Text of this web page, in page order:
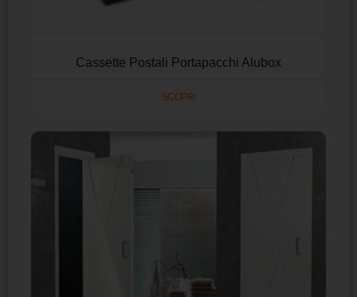
Cassette Postali Portapacchi Alubox
SCOPRI